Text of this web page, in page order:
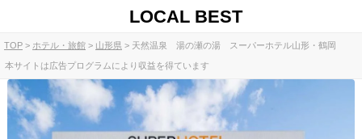
LOCAL BEST
TOP ホテル・旅館 山形県 天然温泉 湯の瀬の湯 スーパーホテル山形・鶴岡
本サイトは広告プログラムにより収益を得ています